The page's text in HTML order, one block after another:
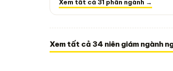
Xem tất cả 31 phân ngành →
Xem tất cả 34 niên giám ngành